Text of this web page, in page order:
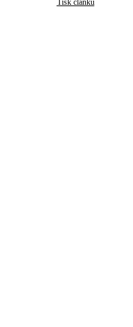
Tisk článku